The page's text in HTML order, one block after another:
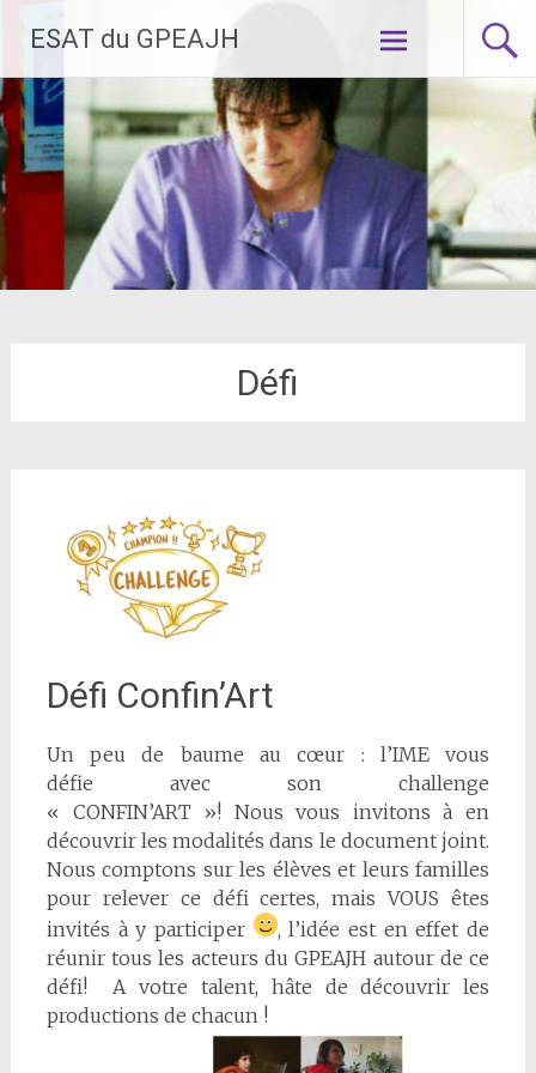
contenu
principal
ESAT du GPEAJH
Défi
Défi Confin’Art
Un peu de baume au cœur : l’IME vous
défie avec son challenge
« CONFIN’ART »! Nous vous invitons à en
découvrir les modalités dans le document joint.
Nous comptons sur les élèves et leurs familles
pour relever ce défi certes, mais VOUS êtes
invités à y participer
, l’idée est en effet de
réunir tous les acteurs du GPEAJH autour de ce
défi! A votre talent, hâte de découvrir les
productions de chacun !